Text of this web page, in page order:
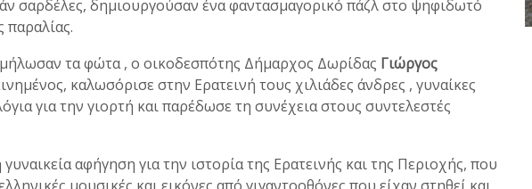
σαρδέλες, δημιουργούσαν ένα φαντασμαγορικό πάζλ στο ψηφιδωτό
παραλίας.
τα φώτα , ο οικοδεσπότης Δήμαρχος Δωρίδας Γιώργος
καλωσόρισε στην Ερατεινή τους χιλιάδες άνδρες , γυναίκες
για την γιορτή και παρέδωσε τη συνέχεια στους συντελεστές
αφήγηση για την ιστορία της Ερατεινής και της Περιοχής, που